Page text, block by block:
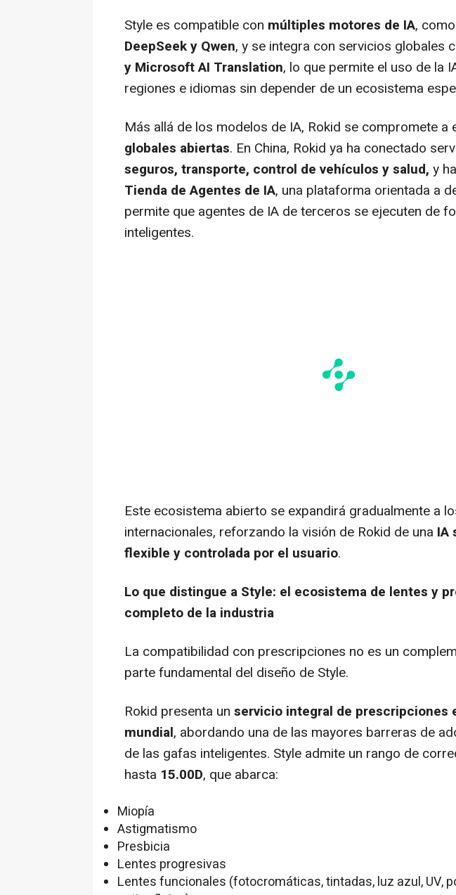
Style es compatible con múltiples motores de IA, como
DeepSeek y Qwen, y se integra con servicios globales
y Microsoft AI Translation, lo que permite el uso de la
regiones e idiomas sin depender de un ecosistema
Más allá de los modelos de IA, Rokid se compromete a
globales abiertas. En China, Rokid ya ha conectado
seguros, transporte, control de vehículos y salud, y
Tienda de Agentes de IA, una plataforma orientada a
permite que agentes de IA de terceros se ejecuten de
inteligentes.
Este ecosistema abierto se expandirá gradualmente a
internacionales, reforzando la visión de Rokid de una IA
flexible y controlada por el usuario.
Lo que distingue a Style: el ecosistema de lentes y
completo de la industria
La compatibilidad con prescripciones no es un
parte fundamental del diseño de Style.
Rokid presenta un servicio integral de prescripciones
mundial, abordando una de las mayores barreras de
de las gafas inteligentes. Style admite un rango de
hasta 15.00D, que abarca:
Miopía
Astigmatismo
Presbicia
Lentes progresivas
Lentes funcionales (fotocromáticas, tintadas, luz azul, UV,